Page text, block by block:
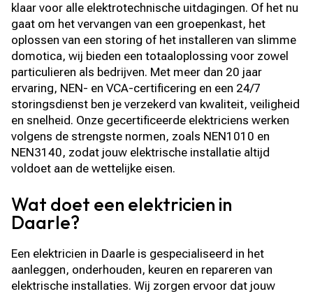
klaar voor alle elektrotechnische uitdagingen. Of het nu
gaat om het vervangen van een groepenkast, het
oplossen van een storing of het installeren van slimme
domotica, wij bieden een totaaloplossing voor zowel
particulieren als bedrijven. Met meer dan 20 jaar
ervaring, NEN- en VCA-certificering en een 24/7
storingsdienst ben je verzekerd van kwaliteit, veiligheid
en snelheid. Onze gecertificeerde elektriciens werken
volgens de strengste normen, zoals NEN1010 en
NEN3140, zodat jouw elektrische installatie altijd
voldoet aan de wettelijke eisen.
Wat doet een elektricien in
Daarle?
Een elektricien in Daarle is gespecialiseerd in het
aanleggen, onderhouden, keuren en repareren van
elektrische installaties. Wij zorgen ervoor dat jouw